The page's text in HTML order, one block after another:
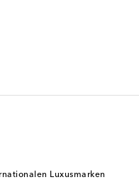
Luxusmarken